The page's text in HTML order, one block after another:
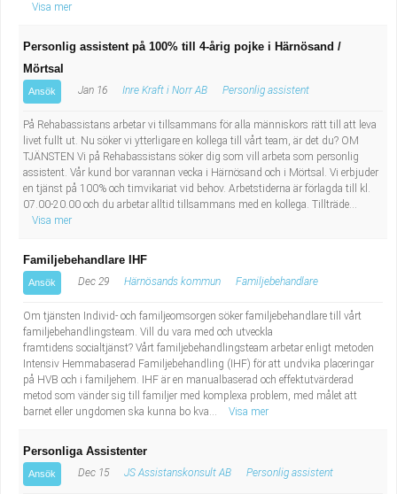
Visa mer
Personlig assistent på 100% till 4-årig pojke i Härnösand /
Mörtsal
Ansök Jan 16 Inre Kraft i Norr AB Personlig assistent
På Rehabassistans arbetar vi tillsammans för alla människors rätt till att leva
livet fullt ut. Nu söker vi ytterligare en kollega till vårt team, är det du? OM
TJÄNSTEN Vi på Rehabassistans söker dig som vill arbeta som personlig
assistent. Vår kund bor varannan vecka i Härnösand och i Mörtsal. Vi erbjuder
en tjänst på 100% och timvikariat vid behov. Arbetstiderna är förlagda till kl.
07.00-20.00 och du arbetar alltid tillsammans med en kollega. Tillträde...
Visa mer
Familjebehandlare IHF
Ansök Dec 29 Härnösands kommun Familjebehandlare
Om tjänsten Individ- och familjeomsorgen söker familjebehandlare till vårt
familjebehandlingsteam. Vill du vara med och utveckla
framtidens socialtjänst? Vårt familjebehandlingsteam arbetar enligt metoden
Intensiv Hemmabaserad Familjebehandling (IHF) för att undvika placeringar
på HVB och i familjehem. IHF är en manualbaserad och effektutvärderad
metod som vänder sig till familjer med komplexa problem, med målet att
barnet eller ungdomen ska kunna bo kva...
Visa mer
Personliga Assistenter
Ansök Dec 15 JS Assistanskonsult AB Personlig assistent